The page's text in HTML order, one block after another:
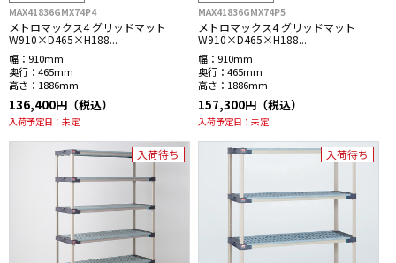
MAX41836GMX74P4
メトロマックス4 グリッドマット
W910×D465×H188...
幅： 910mm
奥行： 465mm
高さ： 1886mm
136,400円（税込）
入荷予定日： 未定
MAX41836GMX74P5
メトロマックス4 グリッドマット
W910×D465×H188...
幅： 910mm
奥行： 465mm
高さ： 1886mm
157,300円（税込）
入荷予定日： 未定
入荷待ち 入荷待ち